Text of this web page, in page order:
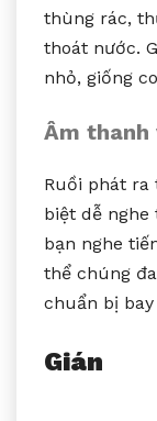
thùng rác,
thoát nước.
nhỏ, giống
Âm thanh
Ruồi phát ra
biệt dễ nghe
bạn nghe
thể chúng
chuẩn bị bay
Gián